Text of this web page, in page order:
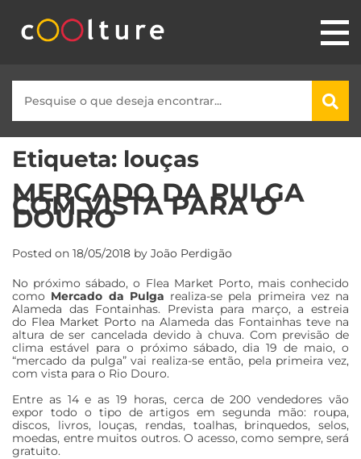
Etiqueta: louças
MERCADO DA PULGA
COM VISTA PARA O
DOURO
Posted on 18/05/2018 by João Perdigão
No próximo sábado, o Flea Market Porto, mais conhecido
como Mercado da Pulga realiza-se pela primeira vez na
Alameda das Fontainhas. Prevista para março, a estreia
do Flea Market Porto na Alameda das Fontainhas teve na
altura de ser cancelada devido à chuva. Com previsão de
clima estável para o próximo sábado, dia 19 de maio, o
“mercado da pulga” vai realiza-se então, pela primeira vez,
com vista para o Rio Douro.
Entre as 14 e as 19 horas, cerca de 200 vendedores vão
expor todo o tipo de artigos em segunda mão: roupa,
discos, livros, louças, rendas, toalhas, brinquedos, selos,
moedas, entre muitos outros. O acesso, como sempre, será
gratuito.